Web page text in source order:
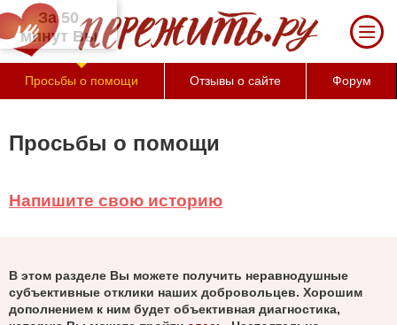
За 50 минут Вы можете оценить тяжесть
своего состояния и его психологические
причины (бесплатно)
Просьбы о помощи Отзывы о сайте Форум
Просьбы о помощи
Напишите свою историю
В этом разделе Вы можете получить неравнодушные
субъективные отклики наших добровольцев. Хорошим
дополнением к ним будет объективная диагностика,